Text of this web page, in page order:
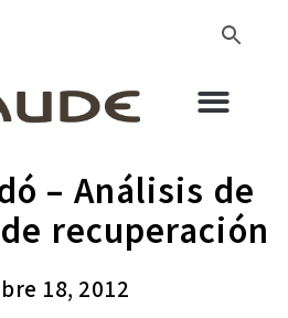
– Análisis de
recuperación
18, 2012